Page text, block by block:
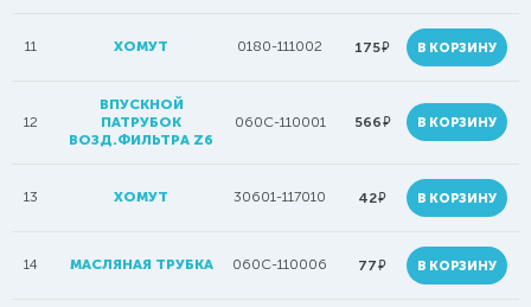
11 ХОМУТ 0180-111002 175руб. В КОРЗИНУ
12
ВПУСКНОЙ
ПАТРУБОК
ВОЗД.ФИЛЬТРА Z6
060C-110001 566руб. В КОРЗИНУ
13 ХОМУТ 30601-117010 42руб. В КОРЗИНУ
14 МАСЛЯНАЯ ТРУБКА 060C-110006 77руб. В КОРЗИНУ